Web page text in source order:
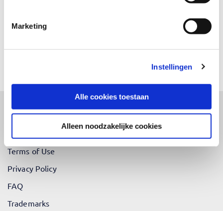
Marketing
Instellingen
Alle cookies toestaan
Alleen noodzakelijke cookies
Terms of Use
Privacy Policy
FAQ
Trademarks